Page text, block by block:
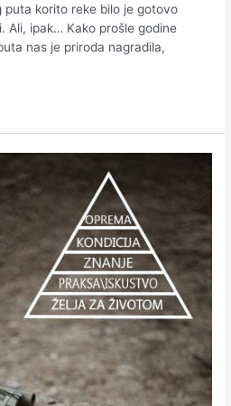
puta korito reke bilo je gotovo
Ali, ipak… Kako prošle godine
nas je priroda nagradila,